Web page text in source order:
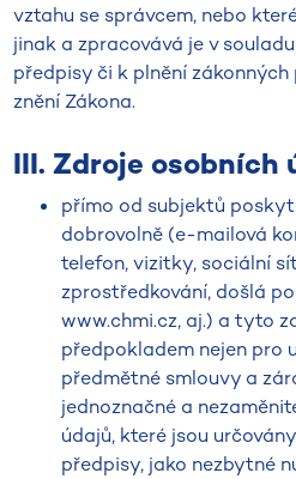
vztahu se správcem, nebo
jinak a zpracovává je v
předpisy či k plnění
znění Zákona.
III. Zdroje osobních
přímo od subjektů
dobrovolně (e-mailová
telefon, vizitky, sociální
zprostředkování, došlá
www.chmi.cz, aj.) a tyto
předpokladem nejen pro
předmětné smlouvy a
jednoznačné a
údajů, které jsou
předpisy, jako nezbytné